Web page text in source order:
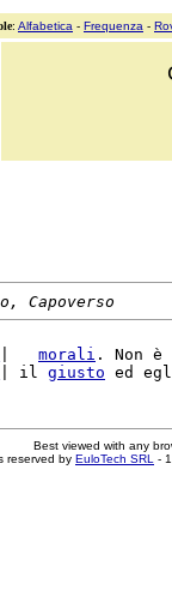
: Alfabetica - Frequenza -
Capoverso
morali . Non è
| il giusto ed
Best viewed with any
reserved by EuloTech SRL -